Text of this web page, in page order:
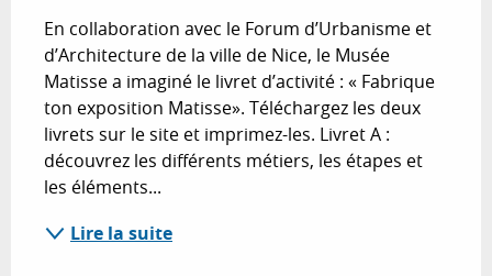
En collaboration avec le Forum d’Urbanisme et
d’Architecture de la ville de Nice, le Musée
Matisse a imaginé le livret d’activité : « Fabrique
ton exposition Matisse». Téléchargez les deux
livrets sur le site et imprimez-les. Livret A :
découvrez les différents métiers, les étapes et
les éléments...
Lire la suite